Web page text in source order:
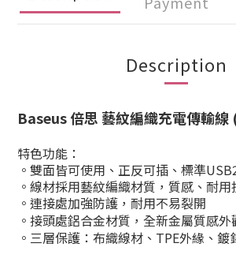
Description
Baseus 倍思 藝紋編織充電傳輸
特色功能：
。雙面皆可使用、正反可插、標準
。線材採用藝紋編織材質，質感、耐用
。連接處加強防護，耐用不易裂開
。接頭處鋁合金材質，全新金屬質感外
。三層保護：布織線材、TPE外緣、